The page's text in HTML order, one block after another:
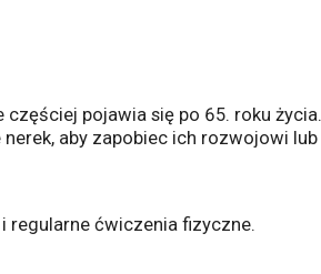
pojawia się po 65. roku
aby zapobiec ich rozwojowi lub
regularne ćwiczenia fizyczne.